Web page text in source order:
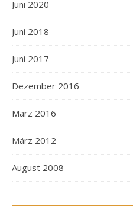
Juni 2020
Juni 2018
Juni 2017
Dezember 2016
März 2016
März 2012
August 2008